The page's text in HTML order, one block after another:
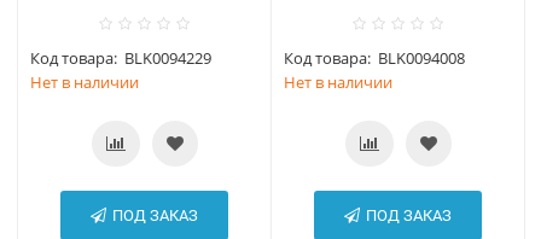
Код товара: BLK0094229
Нет в наличии
ПОД ЗАКАЗ
Код товара: BLK0094008
Нет в наличии
ПОД ЗАКАЗ